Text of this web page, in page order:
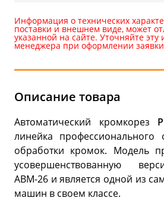
Информация о технических
поставки и внешнем виде, может
указанной на сайте. Уточняйте
менеджера при оформлении
Описание товара
Автоматический кромкорез
линейка профессионального
обработки кромок. Модель
усовершенствованную
АВМ-26 и является одной из
машин в своем классе.